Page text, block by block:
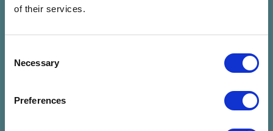
of their services.
Selection
Necessary
Preferences
Perc)
Jegyvásárlás